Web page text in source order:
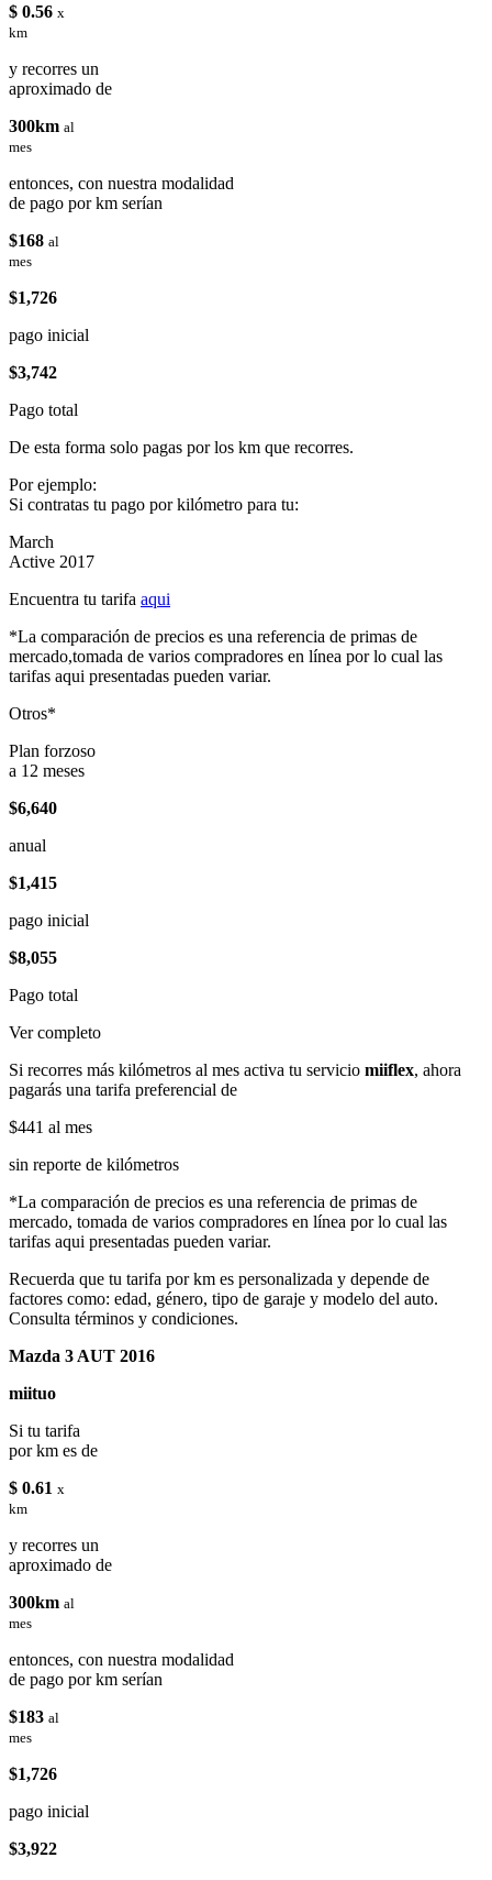
$ 0.56 x
km
y recorres un
aproximado de
300km al
mes
entonces, con nuestra modalidad
de pago por km serían
$168 al
mes
$1,726
pago inicial
$3,742
Pago total
De esta forma solo pagas por los km que recorres.
Por ejemplo:
Si contratas tu pago por kilómetro para tu:
March
Active 2017
Encuentra tu tarifa aqui
*La comparación de precios es una referencia de primas de
mercado,tomada de varios compradores en línea por lo cual las
tarifas aqui presentadas pueden variar.
Otros*
Plan forzoso
a 12 meses
$6,640
anual
$1,415
pago inicial
$8,055
Pago total
Ver completo
Si recorres más kilómetros al mes activa tu servicio miiflex, ahora
pagarás una tarifa preferencial de
$441 al mes
sin reporte de kilómetros
*La comparación de precios es una referencia de primas de
mercado, tomada de varios compradores en línea por lo cual las
tarifas aqui presentadas pueden variar.
Recuerda que tu tarifa por km es personalizada y depende de
factores como: edad, género, tipo de garaje y modelo del auto.
Consulta términos y condiciones.
Mazda 3 AUT 2016
miituo
Si tu tarifa
por km es de
$ 0.61 x
km
y recorres un
aproximado de
300km al
mes
entonces, con nuestra modalidad
de pago por km serían
$183 al
mes
$1,726
pago inicial
$3,922